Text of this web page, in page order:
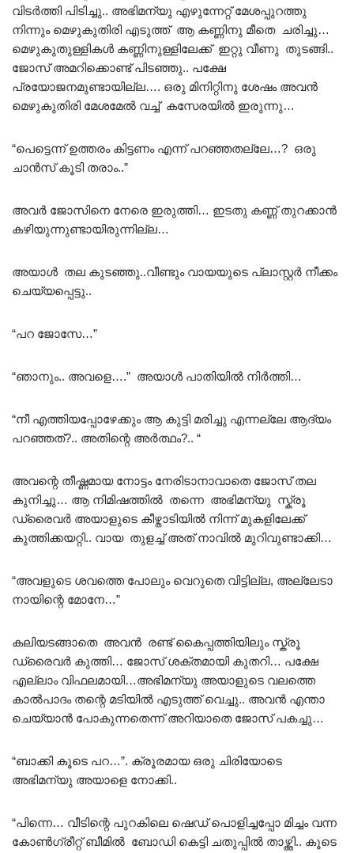
വിടർത്തി പിടിച്ചു.. അഭിമന്യു എഴുന്നേറ്റ് മേശപ്പുറത്തു
നിന്നും മെഴുകുതിരി എടുത്ത് ആ കണ്ണിനു മീതെ ചരിച്ചു…
മെഴുകുതുള്ളികൾ കണ്ണിനുള്ളിലേക്ക് ഇറ്റു വീണു തുടങ്ങി..
ജോസ് അമറിക്കൊണ്ട് പിടഞ്ഞു.. പക്ഷേ
പ്രയോജനമുണ്ടായില്ല…. ഒരു മിനിറ്റിനു ശേഷം അവൻ
മെഴുകുതിരി മേശമേൽ വച്ച് കസേരയിൽ ഇരുന്നു…
“പെട്ടെന്ന് ഉത്തരം കിട്ടണം എന്ന് പറഞ്ഞതല്ലേ…? ഒരു
ചാൻസ് കൂടി തരാം..”
അവർ ജോസിനെ നേരെ ഇരുത്തി… ഇടതു കണ്ണ് തുറക്കാൻ
കഴിയുന്നുണ്ടായിരുന്നില്ല…
അയാൾ തല കുടഞ്ഞു..വീണ്ടും വായയുടെ പ്ലാസ്റ്റർ നീക്കം
ചെയ്യപ്പെട്ടു..
“പറ ജോസേ…”
“ഞാനും.. അവളെ….” അയാൾ പാതിയിൽ നിർത്തി…
“നീ എത്തിയപ്പോഴേക്കും ആ കുട്ടി മരിച്ചു എന്നല്ലേ ആദ്യം
പറഞ്ഞത്?.. അതിന്റെ അർത്ഥം?.. “
അവന്റെ തീഷ്ണമായ നോട്ടം നേരിടാനാവാതെ ജോസ് തല
കുനിച്ചു… ആ നിമിഷത്തിൽ തന്നെ അഭിമന്യു സ്ക്രൂ
ഡ്രൈവർ അയാളുടെ കീഴ്താടിയിൽ നിന്ന് മുകളിലേക്ക്
കുത്തിക്കയറ്റി.. വായ തുളച്ച് അത് നാവിൽ മുറിവുണ്ടാക്കി…
“അവളുടെ ശവത്തെ പോലും വെറുതെ വിട്ടില്ല, അല്ലേടാ
നായിന്റെ മോനേ…”
കലിയടങ്ങാതെ അവൻ രണ്ട് കൈപ്പത്തിയിലും സ്ക്രൂ
ഡ്രൈവർ കുത്തി… ജോസ് ശക്തമായി കുതറി… പക്ഷേ
എല്ലാം വിഫലമായി…അഭിമന്യു അയാളുടെ വലത്തെ
കാൽപാദം തന്റെ മടിയിൽ എടുത്ത് വെച്ചു.. അവൻ എന്താ
ചെയ്യാൻ പോകുന്നതെന്ന് അറിയാതെ ജോസ് പകച്ചു…
“ബാക്കി കൂടെ പറ…”. ക്രൂരമായ ഒരു ചിരിയോടെ
അഭിമന്യു അയാളെ നോക്കി..
“പിന്നെ… വീടിന്റെ പുറകിലെ ഷെഡ് പൊളിച്ചപ്പോ മിച്ചം വന്ന
കോൺഗ്രീറ്റ് ബീമിൽ ബോഡി കെട്ടി ചതുപ്പിൽ താഴ്ത്തി.. കൂടെ